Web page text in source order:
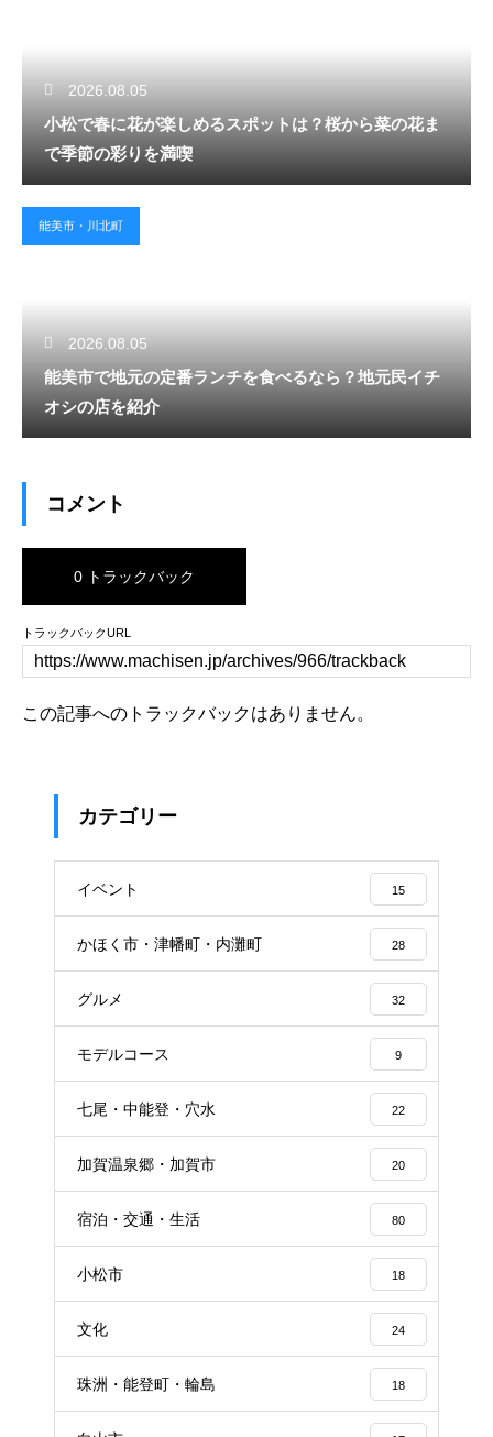
2026.08.05
小松で春に花が楽しめるスポットは？桜から菜の花ま
で季節の彩りを満喫
能美市・川北町
2026.08.05
能美市で地元の定番ランチを食べるなら？地元民イチ
オシの店を紹介
コメント
0 トラックバック
トラックバックURL
この記事へのトラックバックはありません。
カテゴリー
イベント 15
かほく市・津幡町・内灘町 28
グルメ 32
モデルコース 9
七尾・中能登・穴水 22
加賀温泉郷・加賀市 20
宿泊・交通・生活 80
小松市 18
文化 24
珠洲・能登町・輪島 18